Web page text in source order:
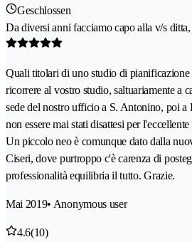
Geschlossen
Da diversi anni facciamo capo alla v/s
Quali titolari di uno studio di
ricorrere al vostro studio, saltuariamente a
sede del nostro ufficio a S. Antonino, poi
non essere mai stati disattesi per
Un piccolo neo è comunque dato dalla
Ciseri, dove purtroppo c'è carenza di
professionalità equilibria il tutto. Grazie.
Mai 2019• Anonymous user
4.6(10)